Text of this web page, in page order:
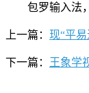
包罗输入法，
上一篇： 现“平
下一篇： 王象学